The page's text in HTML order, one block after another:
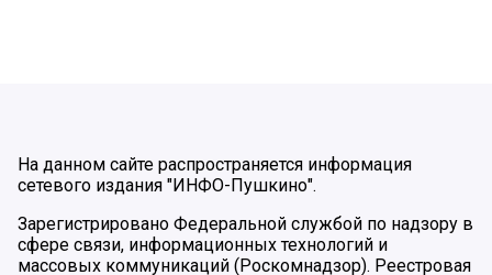
На данном сайте распространяется информация
сетевого издания "ИНФО-Пушкино".
Зарегистрировано Федеральной службой по надзору в
сфере связи, информационных технологий и
массовых коммуникаций (Роскомнадзор). Реестровая